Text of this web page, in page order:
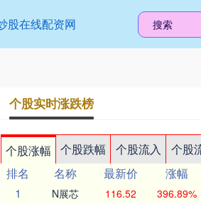
股在线配资网
个股实时涨跌榜
个股涨幅 个股跌幅 个股流入 个股
排名
名称 最新价 涨幅
1
N展芯 116.52 396.89%